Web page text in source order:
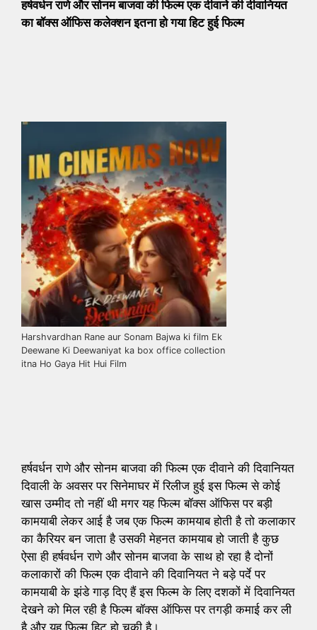
हर्षवर्धन राणे और सोनम बाजवा की फिल्म एक दीवाने की दीवानियत
का बॉक्स ऑफिस कलेक्शन इतना हो गया हिट हुई फिल्म
Harshvardhan Rane aur Sonam Bajwa ki film Ek
Deewane Ki Deewaniyat ka box office collection
itna Ho Gaya Hit Hui Film
हर्षवर्धन राणे और सोनम बाजवा की फिल्म एक दीवाने की दिवानियत
दिवाली के अवसर पर सिनेमाघर में रिलीज हुई इस फिल्म से कोई
खास उम्मीद तो नहीं थी मगर यह फिल्म बॉक्स ऑफिस पर बड़ी
कामयाबी लेकर आई है जब एक फिल्म कामयाब होती है तो कलाकार
का कैरियर बन जाता है उसकी मेहनत कामयाब हो जाती है कुछ
ऐसा ही हर्षवर्धन राणे और सोनम बाजवा के साथ हो रहा है दोनों
कलाकारों की फिल्म एक दीवाने की दिवानियत ने बड़े पर्दे पर
कामयाबी के झंडे गाड़ दिए हैं इस फिल्म के लिए दशकों में दिवानियत
देखने को मिल रही है फिल्म बॉक्स ऑफिस पर तगड़ी कमाई कर ली